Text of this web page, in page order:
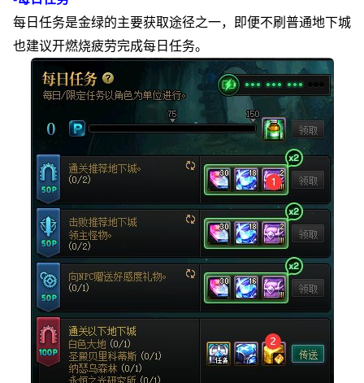
每日任务是金绿的主要获取途径之一，即便不刷普通地下城
也建议开燃烧疲劳完成每日任务。